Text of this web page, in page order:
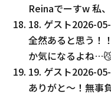
Reinaでーすw 私
18. ゲスト2026-
全然あると思う！
か気になるよね
19. ゲスト2026-
ありがと〜！無事